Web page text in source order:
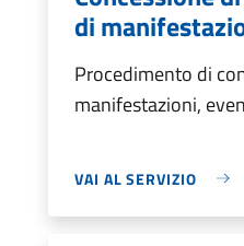
di
Procedimento di
manifestazioni,
VAI AL SERVIZIO